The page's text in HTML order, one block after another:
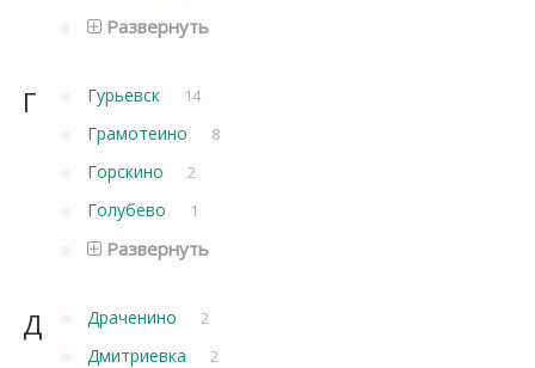
Развернуть
Г Гурьевск 14
Грамотеино 8
Горскино 2
Голубево 1
Развернуть
Д Драченино 2
Дмитриевка 2